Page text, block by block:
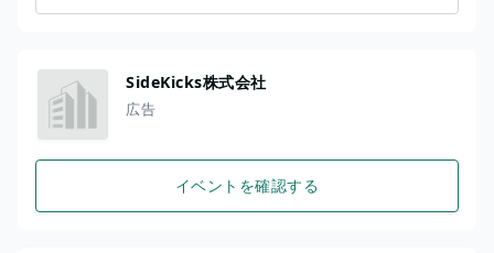
SideKicks株式会社
広告
イベントを確認する